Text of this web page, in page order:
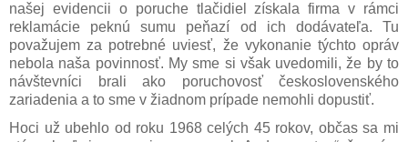
našej evidencii o poruche tlačidiel získala firma v rámci
reklamácie peknú sumu peňazí od ich dodávateľa. Tu
považujem za potrebné uviesť, že vykonanie týchto opráv
nebola naša povinnosť. My sme si však uvedomili, že by to
návštevníci brali ako poruchovosť československého
zariadenia a to sme v žiadnom prípade nemohli dopustiť.
Hoci už ubehlo od roku 1968 celých 45 rokov, občas sa mi